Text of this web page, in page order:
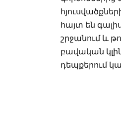
հայտ են
շրջանում և
բավական
դեպքերում